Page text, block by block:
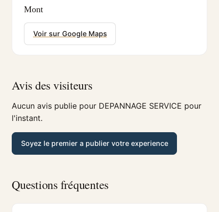
Mont
Voir sur Google Maps
Avis des visiteurs
Aucun avis publie pour DEPANNAGE SERVICE pour
l'instant.
Soyez le premier a publier votre experience
Questions fréquentes